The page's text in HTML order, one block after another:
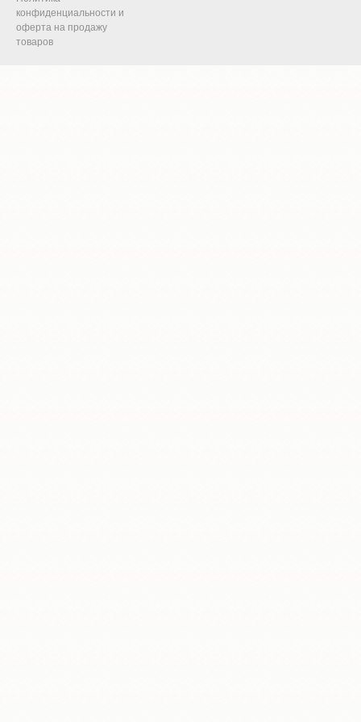
конфиденциальности и
оферта на продажу
товаров